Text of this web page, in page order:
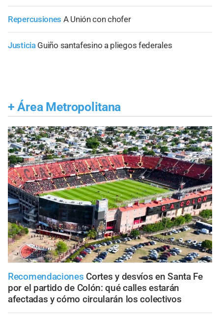
Repercusiones A Unión con chofer
Justicia Guiño santafesino a pliegos federales
+ Área Metropolitana
Recomendaciones Cortes y desvíos en Santa Fe
por el partido de Colón: qué calles estarán
afectadas y cómo circularán los colectivos